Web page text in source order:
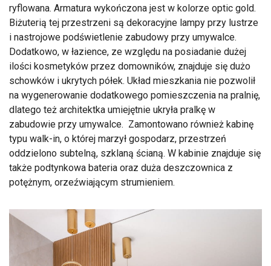
ryflowana. Armatura wykończona jest w kolorze optic gold.
Biżuterią tej przestrzeni są dekoracyjne lampy przy lustrze
i nastrojowe podświetlenie zabudowy przy umywalce.
Dodatkowo, w łazience, ze względu na posiadanie dużej
ilości kosmetyków przez domowników, znajduje się dużo
schowków i ukrytych półek. Układ mieszkania nie pozwolił
na wygenerowanie dodatkowego pomieszczenia na pralnię,
dlatego też architektka umiejętnie ukryła pralkę w
zabudowie przy umywalce. Zamontowano również kabinę
typu walk-in, o której marzył gospodarz, przestrzeń
oddzielono subtelną, szklaną ścianą. W kabinie znajduje się
także podtynkowa bateria oraz duża deszczownica z
potężnym, orzeźwiającym strumieniem.